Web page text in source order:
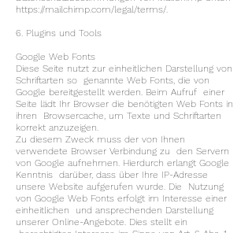
https://mailchimp.com/legal/terms/.
6. Plugins und Tools
Google Web Fonts
Diese Seite nutzt zur einheitlichen Darstellung von
Schriftarten so genannte Web Fonts, die von
Google bereitgestellt werden. Beim Aufruf einer
Seite lädt Ihr Browser die benötigten Web Fonts in
ihren Browsercache, um Texte und Schriftarten
korrekt anzuzeigen.
Zu diesem Zweck muss der von Ihnen
verwendete Browser Verbindung zu den Servern
von Google aufnehmen. Hierdurch erlangt Google
Kenntnis darüber, dass über Ihre IP-Adresse
unsere Website aufgerufen wurde. Die Nutzung
von Google Web Fonts erfolgt im Interesse einer
einheitlichen und ansprechenden Darstellung
unserer Online-Angebote. Dies stellt ein